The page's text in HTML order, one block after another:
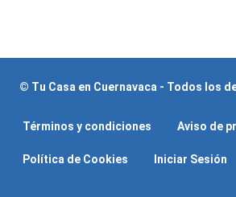
© Tu Casa en Cuernavaca - Todos los
Términos y condiciones Aviso de
Política de Cookies Iniciar Sesión